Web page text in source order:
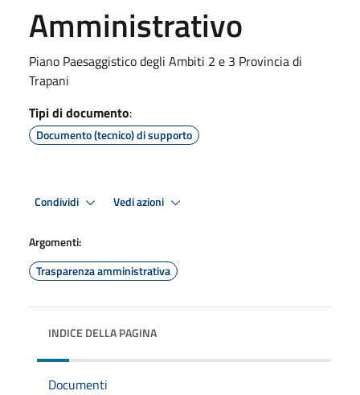
Amministrativo
Piano Paesaggistico degli Ambiti 2 e 3 Provincia di
Trapani
Tipi di documento:
Documento (tecnico) di supporto
Condividi Vedi azioni
Argomenti:
Trasparenza amministrativa
INDICE DELLA PAGINA
Documenti